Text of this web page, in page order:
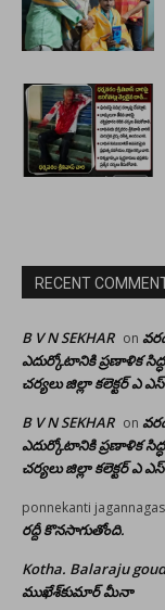
RECENT
B V N SEKHAR on
ఎదుర్కోటానికి ప్రణాళిక
చర్యలు జిల్లా కలెక్టర్ ఎ
B V N SEKHAR on
ఎదుర్కోటానికి ప్రణాళిక
చర్యలు జిల్లా కలెక్టర్ ఎ
ponnekanti
రద్దీ కొనసాగుతోంది.
Kotha. Balaraju goud
ముఖేశ్‌కుమార్‌ మీనా